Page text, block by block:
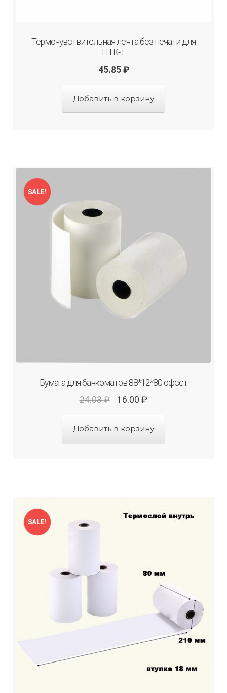
Термочувствительная лента без печати для
ПТК-Т
45.85 ₽
Добавить в корзину
Бумага для банкоматов 88*12*80 офсет
SALE!
24.03₽ 16.00₽
Добавить в корзину
SALE!